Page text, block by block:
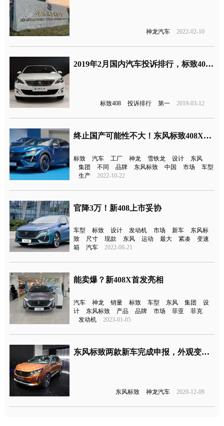
神龙汽车 2022-02-10
2019年2月国内汽车投诉排行，标致408轮胎开裂投诉位居第一！
标致408 投诉排行 第一 2019-03-12
终止国产可能性不大！东风标致408X即将发布
标致 汽车 工厂 神龙 雪铁龙 设计
东风
集团
不同 品牌 东风标致 中国 市场
车型
生产
2022-10-22
官降3万！新408上市妥协
车型 标致 设计 发动机 市场 新车
东风标
致
尺寸 现款 东风 运动 最大 紧凑
变速
箱
汽车 2022-08-21
能卖爆？新408X首发亮相
汽车 神龙 销量 标致 车型 东风 集团
设
计
东风标致 产品 品牌 市场 菲亚
菲克
发动机
2023-01-05
东风标致两款新车完成申报，外观变了！
东风标致 神龙汽车 2020-12-09